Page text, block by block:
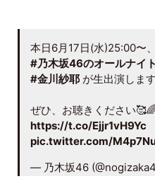
本日6月17日(水)25:00〜
#乃木坂46のオールナイ
#金川紗耶 が生出演しま
ぜひ、お聴きください
https://t.co/Ejjr1vH9Yc
pic.twitter.com/
— 乃木坂46